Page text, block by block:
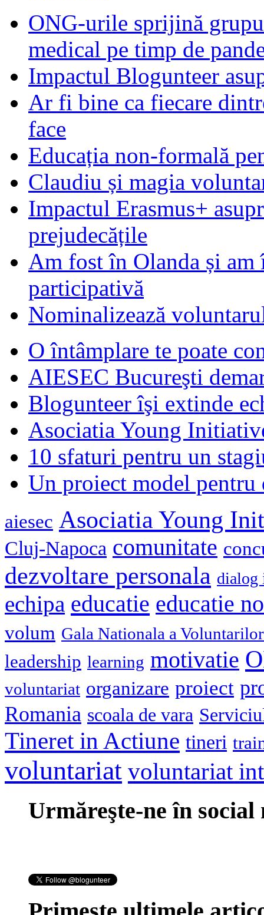
ONG-urile sprijină
medical pe timp de
Impactul Blogunteer
Ar fi bine ca fiecare
face
Educația non-formală
Claudiu și magia
Impactul Erasmus+
prejudecățile
Am fost în Olanda și am
participativă
Nominalizează
O întâmplare te poate
AIESEC Bucureşti
Blogunteer îşi extinde
Asociatia Young
10 sfaturi pentru un
Un proiect model
aiesec Asociatia Young
Cluj-Napoca comunitate
dezvoltare personala dialog
echipa educatie educatie
volum Gala Nationala a Voluntarilor
leadership learning motivatie
voluntariat organizare proiect
Romania scoala de vara
Tineret in Actiune tineri
voluntariat voluntariat
Urmăreşte-ne în social